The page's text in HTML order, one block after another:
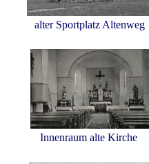
alter Sportplatz Altenweg
Innenraum alte Kirche